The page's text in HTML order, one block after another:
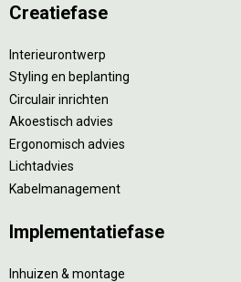
Creatiefase
Interieurontwerp
Styling en beplanting
Circulair inrichten
Akoestisch advies
Ergonomisch advies
Lichtadvies
Kabelmanagement
Implementatiefase
Inhuizen & montage